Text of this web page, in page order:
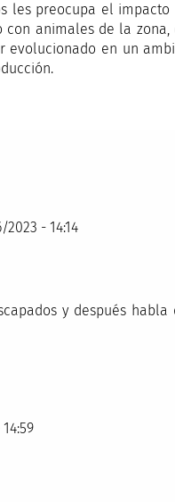
les preocupa el
animales de la zona,
evolucionado en un
- 14:14
y después